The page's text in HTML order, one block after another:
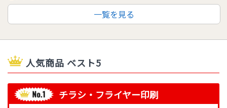
一覧を見る
人気商品 ベスト5
チラシ・フライヤー印刷